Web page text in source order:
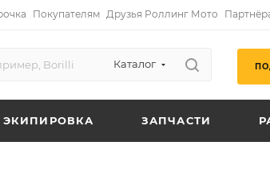
Покупателям Друзья Роллинг Мото
Каталог
ЭКИПИРОВКА ЗАПЧАСТИ